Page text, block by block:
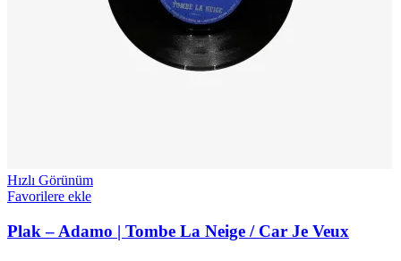
Hızlı Görünüm
Favorilere ekle
Plak – Adamo | Tombe La Neige / Car Je Veux